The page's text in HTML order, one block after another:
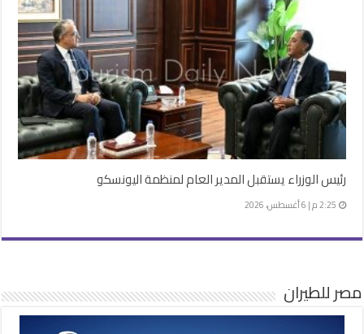
رئيس الوزراء يستقبل المدير العام لمنظمة اليونسكو
2:25 م | 6 أغسطس، 2026
مصر للطيران